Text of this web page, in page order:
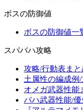
ボスの防御値
ボスの防御値一
スパバハ攻略
攻略/行動表まと
土属性の編成例
オメガ武器性能
バハ武器性能/